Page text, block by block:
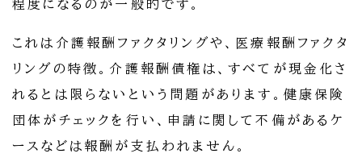
程度になるのが一般的です。
これは介護報酬ファクタリングや、医療報酬ファクタ
リングの特徴。介護報酬債権は、すべてが現金化さ
れるとは限らないという問題があります。健康保険
団体がチェックを行い、申請に関して不備があるケ
ースなどは報酬が支払われません。